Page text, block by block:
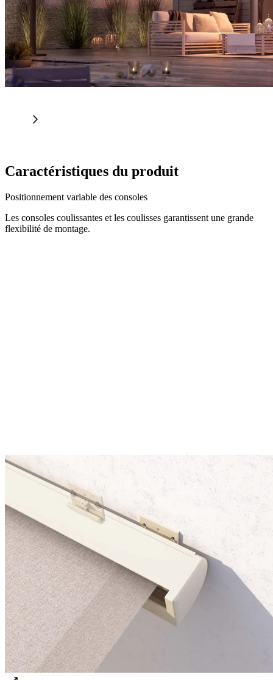
Caractéristiques du produit
Positionnement variable des consoles
Les consoles coulissantes et les coulisses garantissent une grande
flexibilité de montage.